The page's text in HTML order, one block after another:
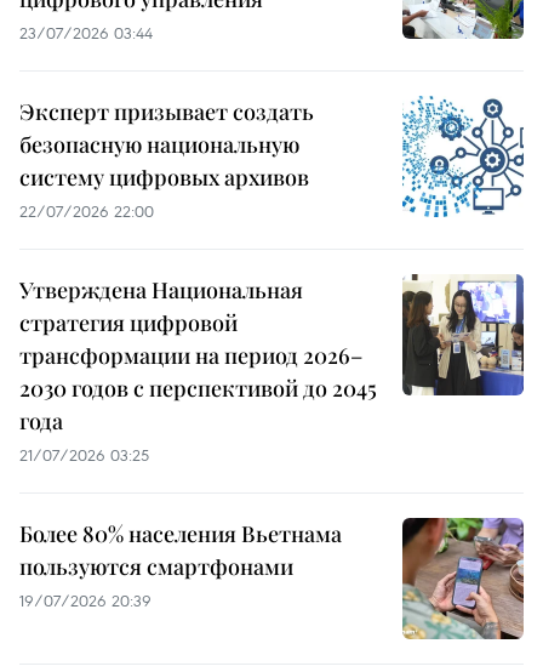
23/07/2026 03:44
Эксперт призывает создать
безопасную национальную
систему цифровых архивов
22/07/2026 22:00
Утверждена Национальная
стратегия цифровой
трансформации на период 2026–
2030 годов с перспективой до 2045
года
21/07/2026 03:25
Более 80% населения Вьетнама
пользуются смартфонами
19/07/2026 20:39